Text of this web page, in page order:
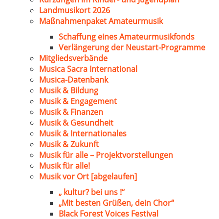
Landmusikort 2026
Maßnahmenpaket Amateurmusik
Schaffung eines Amateurmusikfonds
Verlängerung der Neustart-Programme
Mitgliedsverbände
Musica Sacra International
Musica-Datenbank
Musik & Bildung
Musik & Engagement
Musik & Finanzen
Musik & Gesundheit
Musik & Internationales
Musik & Zukunft
Musik für alle – Projektvorstellungen
Musik für alle!
Musik vor Ort [abgelaufen]
„ kultur? bei uns !“
„Mit besten Grüßen, dein Chor“
Black Forest Voices Festival